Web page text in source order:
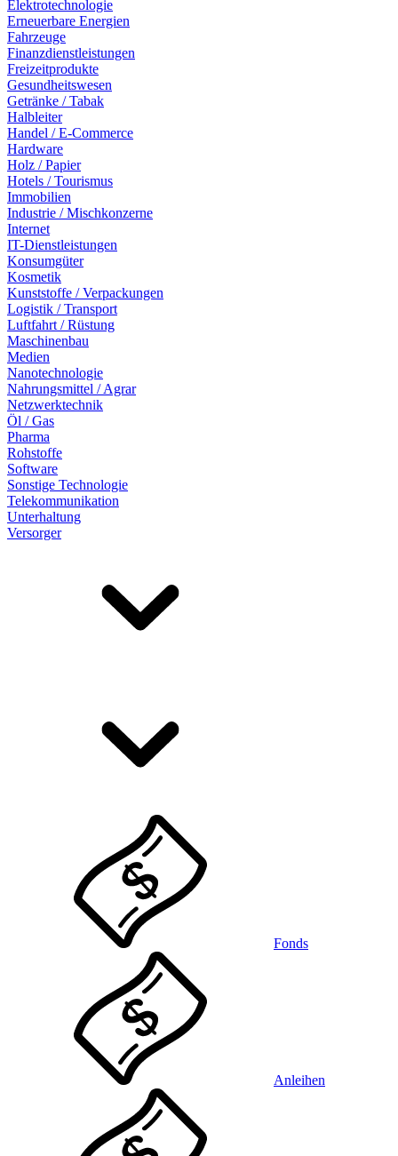
Elektrotechnologie
Erneuerbare Energien
Fahrzeuge
Finanzdienstleistungen
Freizeitprodukte
Gesundheitswesen
Getränke / Tabak
Halbleiter
Handel / E-Commerce
Hardware
Holz / Papier
Hotels / Tourismus
Immobilien
Industrie / Mischkonzerne
Internet
IT-Dienstleistungen
Konsumgüter
Kosmetik
Kunststoffe / Verpackungen
Logistik / Transport
Luftfahrt / Rüstung
Maschinenbau
Medien
Nanotechnologie
Nahrungsmittel / Agrar
Netzwerktechnik
Öl / Gas
Pharma
Rohstoffe
Software
Sonstige Technologie
Telekommunikation
Unterhaltung
Versorger
Fonds
Anleihen